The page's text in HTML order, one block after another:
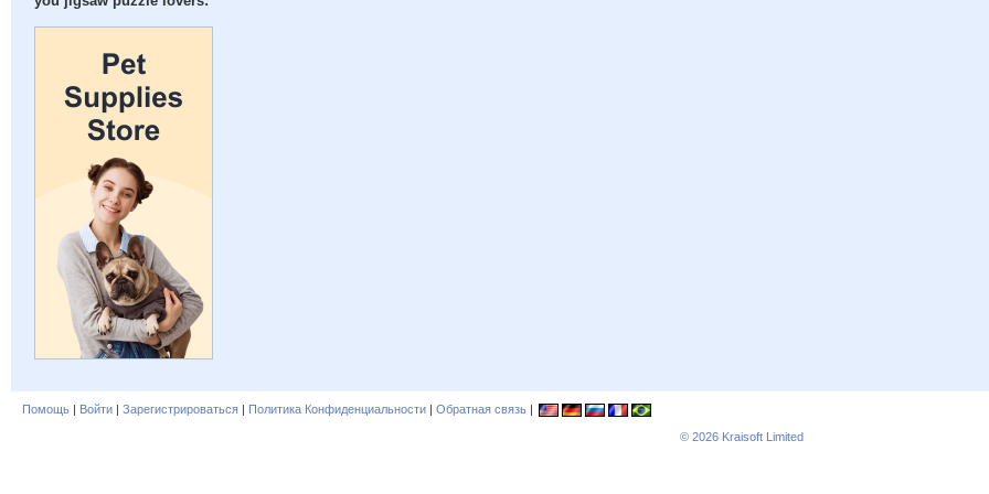
Помощь | Войти | Зарегистрироваться | Политика Конфиденциальности | Обратная связь |
© 2026 Kraisoft Limited